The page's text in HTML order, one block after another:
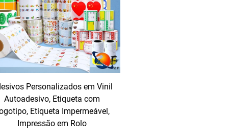
de Adesivos e Etiquetas
categoria Adesivos e Etiquetas se destaca ao atender
Para usuários comerciais, isso significa acesso a
garrafas de água (resistentes à umidade e ao borramento),
em folha metálica para produtos de luxo (com acabamento
— perfeitos para quem aluga imóveis e deseja decorar sem
de alimentos que vão ao micro-ondas, adesivos
para embalagens que precisam indicar se foram
e Etiquetas oferece uma solução adequada,
Personalizados em Vinil
Autoadesivo, Etiqueta com
Etiqueta Impermeável,
Impressão em Rolo